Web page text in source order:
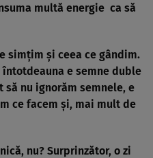
multă energie ca să
simțim și ceea ce gândim.
e semne duble
nu ignorăm semnele, e
ce facem și, mai mult de
nu? Surprinzător, o zi